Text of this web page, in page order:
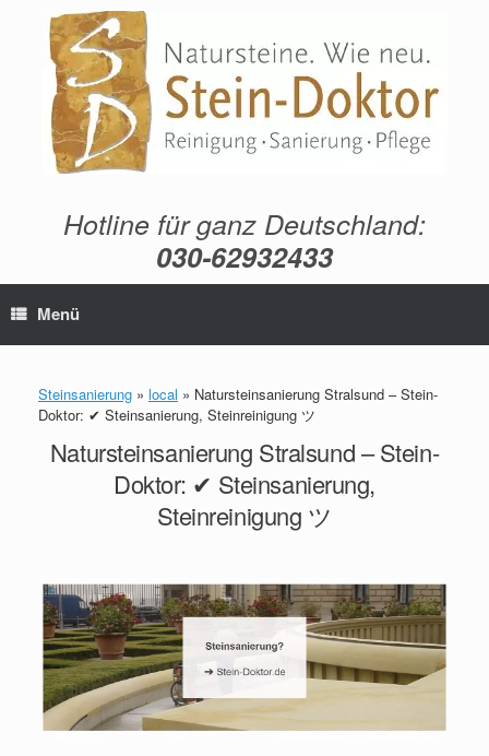
springen
Hotline für ganz Deutschland:
030-62932433
Menü
Steinsanierung » local » Natursteinsanierung Stralsund – Stein-
Doktor: ✔ Steinsanierung, Steinreinigung ツ
Natursteinsanierung Stralsund – Stein-
Doktor: ✔ Steinsanierung,
Steinreinigung ツ